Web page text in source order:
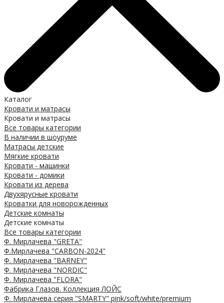
Каталог
Кровати и матрасы
Кровати и матрасы
Все товары категории
В наличии в шоуруме
Матрасы детские
Мягкие кровати
Кровати - машинки
Кровати - домики
Кровати из дерева
Двухярусные кровати
Кроватки для новорожденных
Детские комнаты
Детские комнаты
Все товары категории
Ф. Мирлачева "GRETA"
Ф.Мирлачева "CARBON-2024"
Ф. Мирлачева "BARNEY"
Ф. Мирлачева "NORDIC"
Ф. Мирлачева "FLORA"
Фабрика Глазов. Коллекция ЛОЙС
Ф. Мирлачева серия "SMARTY" pink/soft/white/premium